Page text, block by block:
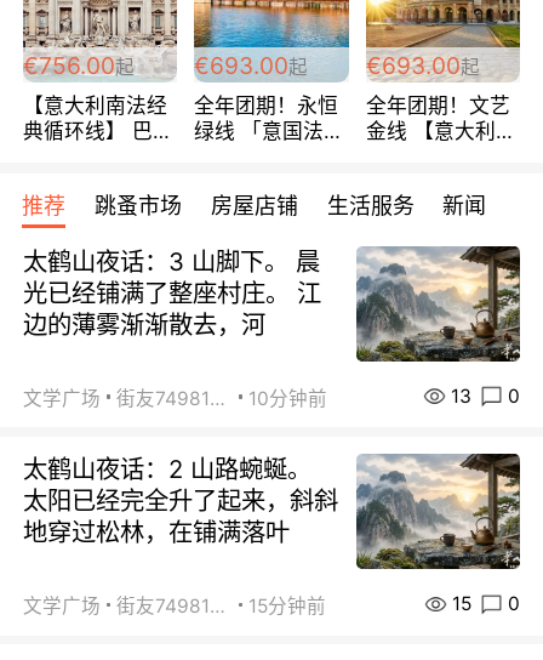
€756.00起
【意大利南法经
典循环线】 巴黎
宾馆 108欧/天起
全程756欧/位
€693.00起
全年团期！永恒
绿线 「意国法
欧/天起 ~包拼房
€693.00起
全年团期！文艺
金线 【意大利一
每周铁发！
推荐 跳蚤市场 房屋店铺 生活服务 新闻
太鹤山夜话：3 山脚下。 晨
光已经铺满了整座村庄。 江
边的薄雾渐渐散去，河
文学广场 街友74981146 10分钟前 13 0
太鹤山夜话：2 山路蜿蜒。
太阳已经完全升了起来，斜斜
地穿过松林，在铺满落叶
文学广场 街友74981146 15分钟前 15 0